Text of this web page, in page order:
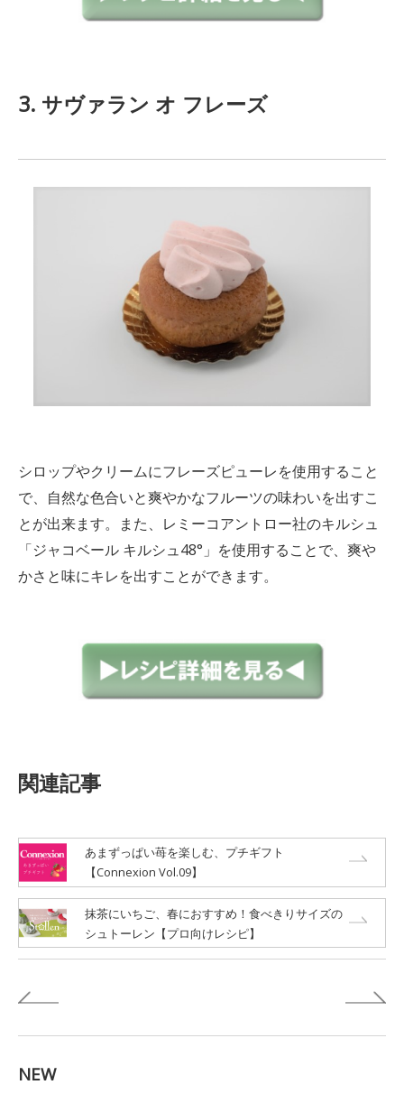
3. サヴァラン オ フレーズ
シロップやクリームにフレーズピューレを使用すること
で、自然な色合いと爽やかなフルーツの味わいを出すこ
とが出来ます。また、レミーコアントロー社のキルシュ
「ジャコベール キルシュ48°」を使用することで、爽や
かさと味にキレを出すことができます。
関連記事
あまずっぱい苺を楽しむ、プチギフト
【Connexion Vol.09】
抹茶にいちご、春におすすめ！食べきりサイズの
シュトーレン【プロ向けレシピ】
NEW